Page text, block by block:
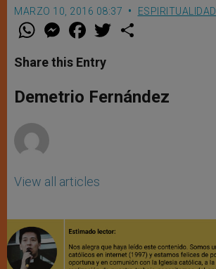
MARZO 10, 2016 08:37 ESPIRITUALIDAD
W
t
s
p
p
M
e
s
e
g
e
F
a
e
b
o
k
w
r
Share this Entry
Demetrio Fernández
View all articles